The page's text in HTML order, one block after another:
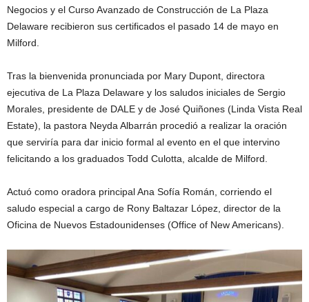
Negocios y el Curso Avanzado de Construcción de La Plaza
Delaware recibieron sus certificados el pasado 14 de mayo en
Milford.
Tras la bienvenida pronunciada por Mary Dupont, directora
ejecutiva de La Plaza Delaware y los saludos iniciales de Sergio
Morales, presidente de DALE y de José Quiñones (Linda Vista Real
Estate), la pastora Neyda Albarrán procedió a realizar la oración
que serviría para dar inicio formal al evento en el que intervino
felicitando a los graduados Todd Culotta, alcalde de Milford.
Actuó como oradora principal Ana Sofía Román, corriendo el
saludo especial a cargo de Rony Baltazar López, director de la
Oficina de Nuevos Estadounidenses (Office of New Americans).